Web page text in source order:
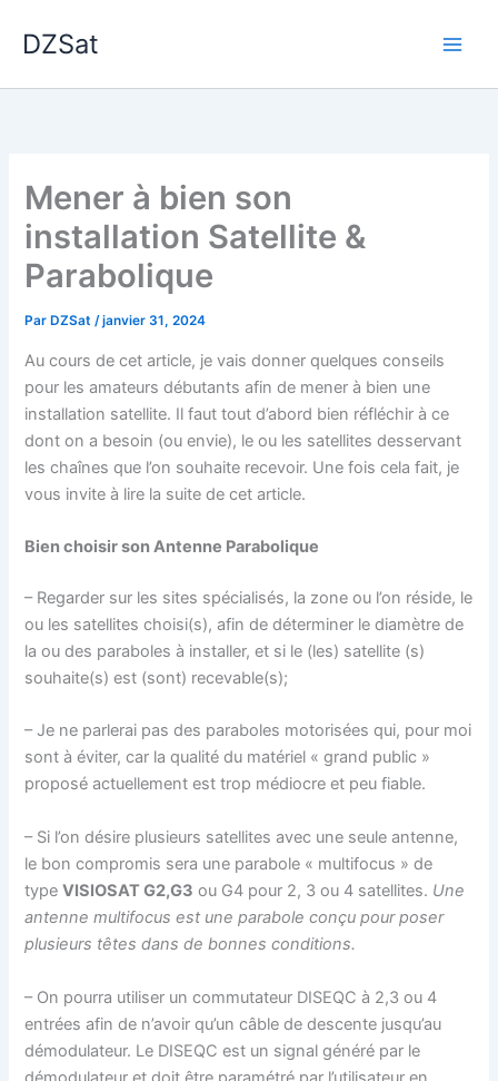
DZSat
Mener à bien son
installation Satellite &
Parabolique
Par DZSat/janvier 31, 2024
Au cours de cet article, je vais donner quelques conseils
pour les amateurs débutants afin de mener à bien une
installation satellite. Il faut tout d’abord bien réfléchir à ce
dont on a besoin (ou envie), le ou les satellites desservant
les chaînes que l’on souhaite recevoir. Une fois cela fait, je
vous invite à lire la suite de cet article.
Bien choisir son Antenne Parabolique
– Regarder sur les sites spécialisés, la zone ou l’on réside, le
ou les satellites choisi(s), afin de déterminer le diamètre de
la ou des paraboles à installer, et si le (les) satellite (s)
souhaite(s) est (sont) recevable(s);
– Je ne parlerai pas des paraboles motorisées qui, pour moi
sont à éviter, car la qualité du matériel « grand public »
proposé actuellement est trop médiocre et peu fiable.
– Si l’on désire plusieurs satellites avec une seule antenne,
le bon compromis sera une parabole « multifocus » de
typeVISIOSAT G2,G3 ou G4 pour 2, 3 ou 4 satellites. Une
antenne multifocus est une parabole conçu pour poser
plusieurs têtes dans de bonnes conditions.
– On pourra utiliser un commutateur DISEQC à 2,3 ou 4
entrées afin de n’avoir qu’un câble de descente jusqu’au
démodulateur. Le DISEQC est un signal généré par le